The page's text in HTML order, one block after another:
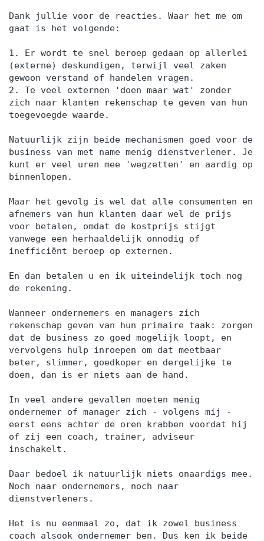
Dank jullie voor de reacties. Waar het me om
gaat is het volgende:
1. Er wordt te snel beroep gedaan op allerlei
(externe) deskundigen, terwijl veel zaken
gewoon verstand of handelen vragen.
2. Te veel externen 'doen maar wat' zonder
zich naar klanten rekenschap te geven van hun
toegevoegde waarde.
Natuurlijk zijn beide mechanismen goed voor de
business van met name menig dienstverlener. Je
kunt er veel uren mee 'wegzetten' en aardig op
binnenlopen.
Maar het gevolg is wel dat alle consumenten en
afnemers van hun klanten daar wel de prijs
voor betalen, omdat de kostprijs stijgt
vanwege een herhaaldelijk onnodig of
inefficiënt beroep op externen.
En dan betalen u en ik uiteindelijk toch nog
de rekening.
Wanneer ondernemers en managers zich
rekenschap geven van hun primaire taak: zorgen
dat de business zo goed mogelijk loopt, en
vervolgens hulp inroepen om dat meetbaar
beter, slimmer, goedkoper en dergelijke te
doen, dan is er niets aan de hand.
In veel andere gevallen moeten menig
ondernemer of manager zich - volgens mij -
eerst eens achter de oren krabben voordat hij
of zij een coach, trainer, adviseur
inschakelt.
Daar bedoel ik natuurlijk niets onaardigs mee.
Noch naar ondernemers, noch naar
dienstverleners.
Het is nu eenmaal zo, dat ik zowel business
coach alsook ondernemer ben. Dus ken ik beide